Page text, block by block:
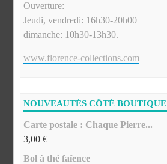
Ouverture:
Jeudi, vendredi: 16h30-20h00
dimanche: 10h30-13h30.
www.florence-collections.com
NOUVEAUTÉS CÔTÉ BOUTIQUE
Carte postale : Chaque Pierre...
3,00€
Bol à thé faïence